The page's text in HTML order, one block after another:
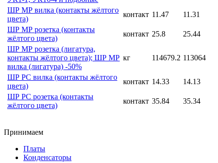
ШР МР вилка (контакты жёлтого
цвета)
контакт 11.47
11.31
ШР МР розетка (контакты
жёлтого цвета)
контакт 25.8
25.44
ШР МР розетка (лигатура,
контакты жёлтого цвета); ШР МР
вилка (лигатура) -50%
кг 114679.2 113064
ШР РС вилка (контакты жёлтого
цвета)
контакт 14.33
14.13
ШР РС розетка (контакты
жёлтого цвета)
контакт 35.84 35.34
Принимаем
Платы
Конденсаторы